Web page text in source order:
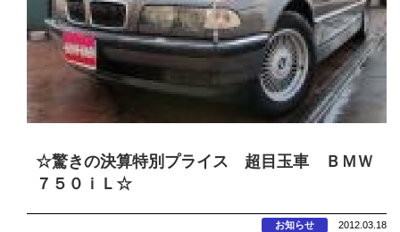
☆驚きの決算特別プライス 超目玉車 ＢＭＷ
７５０ｉＬ☆
お知らせ 2012.03.18